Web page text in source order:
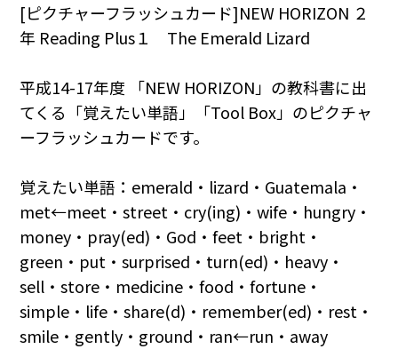
[ピクチャーフラッシュカード]NEW HORIZON ２
年 Reading Plus１ The Emerald Lizard
平成14-17年度 「NEW HORIZON」の教科書に出
てくる「覚えたい単語」「Tool Box」のピクチャ
ーフラッシュカードです。
覚えたい単語：emerald・lizard・Guatemala・
met←meet・street・cry(ing)・wife・hungry・
money・pray(ed)・God・feet・bright・
green・put・surprised・turn(ed)・heavy・
sell・store・medicine・food・fortune・
simple・life・share(d)・remember(ed)・rest・
smile・gently・ground・ran←run・away